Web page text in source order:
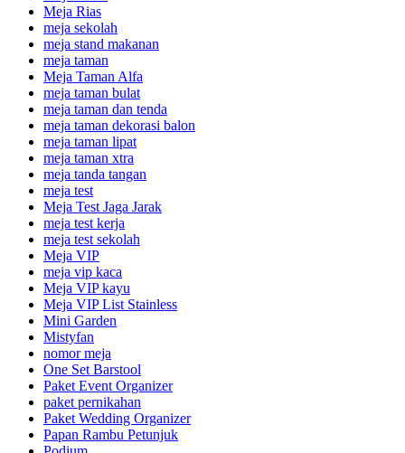
Meja Rias
meja sekolah
meja stand makanan
meja taman
Meja Taman Alfa
meja taman bulat
meja taman dan tenda
meja taman dekorasi balon
meja taman lipat
meja taman xtra
meja tanda tangan
meja test
Meja Test Jaga Jarak
meja test kerja
meja test sekolah
Meja VIP
meja vip kaca
Meja VIP kayu
Meja VIP List Stainless
Mini Garden
Mistyfan
nomor meja
One Set Barstool
Paket Event Organizer
paket pernikahan
Paket Wedding Organizer
Papan Rambu Petunjuk